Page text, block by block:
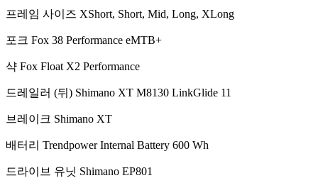
프레임 사이즈 XShort, Short, Mid, Long, XLong
포크 Fox 38 Performance eMTB+
샥 Fox Float X2 Performance
드레일러 (뒤) Shimano XT M8130 LinkGlide 11
브레이크 Shimano XT
배터리 Trendpower Internal Battery 600 Wh
드라이브 유닛 Shimano EP801